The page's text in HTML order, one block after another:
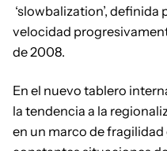
‘slowbalization’,
velocidad
de 2008.
En el nuevo tablero
la tendencia a la
en un marco de